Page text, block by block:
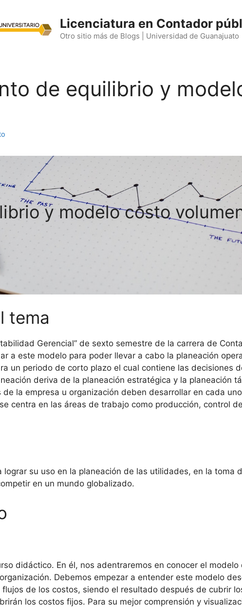
Licenciatura en Contador
Otro sitio más de Blogs | Universidad de Guanajuato
de equilibrio y
y modelo costo
tema
Gerencial” de sexto semestre de la carrera de
a este modelo para poder llevar a cabo la planeación
un periodo de corto plazo el cual contiene las decisiones
deriva de la planeación estratégica y la planeación
la empresa u organización deben desarrollar en cada
centra en las áreas de trabajo como producción, control
su uso en la planeación de las utilidades, en la toma
en un mundo globalizado.
didáctico. En él, nos adentraremos en conocer el
Debemos empezar a entender este modelo
de los costos, siendo el resultado después de cubrir
los costos fijos. Para su mejor comprensión y